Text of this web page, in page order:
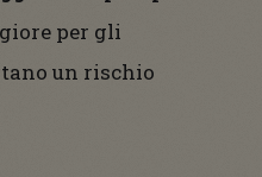
per gli
un rischio